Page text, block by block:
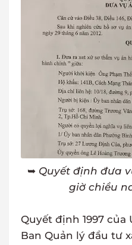
➥ Quyết định đưa
giờ chiều
Quyết định 1997 của
Ban Quản lý đầu tư